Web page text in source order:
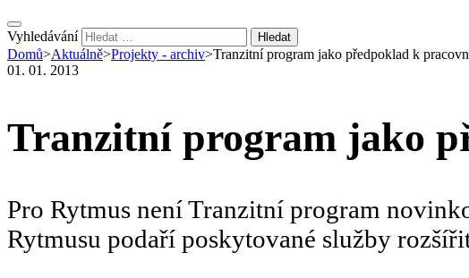
Vyhledávání
Domů>Aktuálně>Projekty - archiv>Tranzitní program jako předpoklad k
01. 01. 2013
Tranzitní program jako
Pro Rytmus není Tranzitní program
Rytmusu podaří poskytované služby